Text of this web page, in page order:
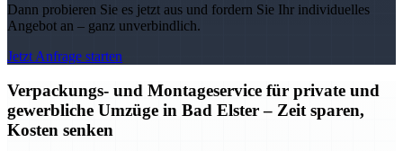
Dann probieren Sie es jetzt aus und fordern Sie Ihr individuelles
Angebot an – ganz unverbindlich.
Jetzt Anfrage starten
Verpackungs- und Montageservice für private und
gewerbliche Umzüge in Bad Elster – Zeit sparen,
Kosten senken